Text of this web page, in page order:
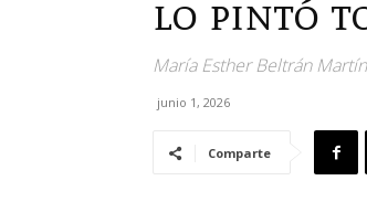
lo pintó
María Esther Beltrán
junio 1, 2026
Comparte